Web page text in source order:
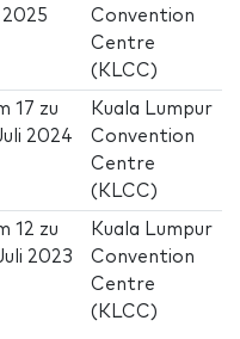
2025
Convention
Centre
(KLCC)
17 zu
2024
Kuala Lumpur
Convention
Centre
(KLCC)
12 zu
2023
Kuala Lumpur
Convention
Centre
(KLCC)